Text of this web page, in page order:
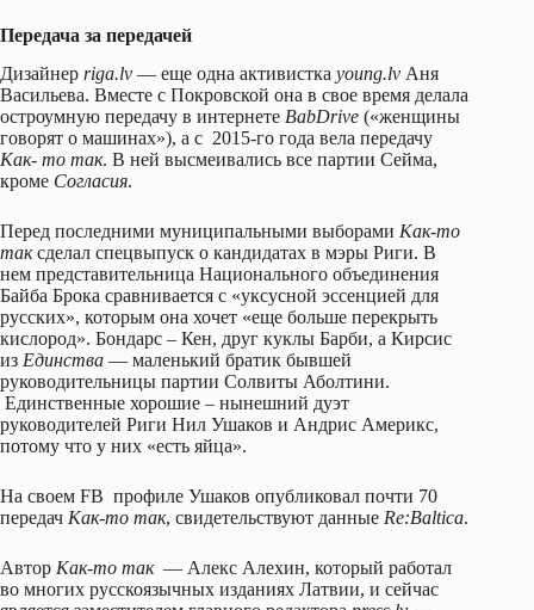
Передача за передачей
Дизайнер riga.lv — еще одна активистка young.lv Аня
Васильева. Вместе с Покровской она в свое время делала
остроумную передачу в интернете BabDrive («женщины
говорят о машинах»), а с 2015-го года вела передачу
Как- то так. В ней высмеивались все партии Сейма,
кроме Согласия.
Перед последними муниципальными выборами Как-то
таксделал спецвыпуск о кандидатах в мэры Риги. В
нем представительница Национального объединения
Байба Брока сравнивается с «уксусной эссенцией для
русских», которым она хочет «еще больше перекрыть
кислород». Бондарс – Кен, друг куклы Барби, а Кирсис
из Единства — маленький братик бывшей
руководительницы партии Солвиты Аболтини.
Единственные хорошие – нынешний дуэт
руководителей Риги Нил Ушаков и Андрис Америкс,
потому что у них «есть яйца».
На своем FB профиле Ушаков опубликовал почти 70
передач Как-то так, свидетельствуют данные Re:Baltica.
Автор Как-то так— Алекс Алехин, который работал
во многих русскоязычных изданиях Латвии, и сейчас